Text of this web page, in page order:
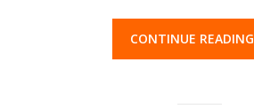
CONTINUE READING